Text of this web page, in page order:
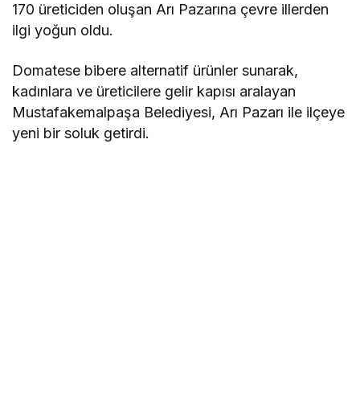
170 üreticiden oluşan Arı Pazarına çevre illerden
ilgi yoğun oldu.
Domatese bibere alternatif ürünler sunarak,
kadınlara ve üreticilere gelir kapısı aralayan
Mustafakemalpaşa Belediyesi, Arı Pazarı ile ilçeye
yeni bir soluk getirdi.